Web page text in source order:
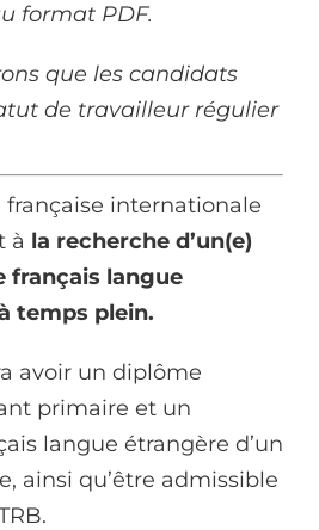
format PDF.
que les candidats
de travailleur régulier
française internationale
à la recherche d’un(e)
français langue
temps plein.
avoir un diplôme
primaire et un
langue étrangère d’un
ainsi qu’être admissible